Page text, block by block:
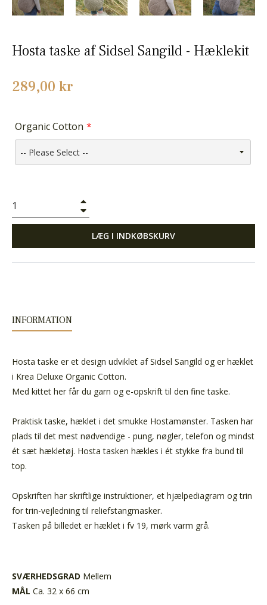
Hosta taske af Sidsel Sangild - Hæklekit
Normalpris
289,00 kr
Organic Cotton
LÆG I INDKØBSKURV
INFORMATION
Hosta taske er et design udviklet af Sidsel Sangild og er hæklet
i Krea Deluxe Organic Cotton.
Med kittet her får du garn og e-opskrift til den fine taske.
Praktisk taske, hæklet i det smukke Hostamønster. Tasken har
plads til det mest nødvendige - pung, nøgler, telefon og mindst
ét sæt hækletøj. Hosta tasken hækles i ét stykke fra bund til
top.
Opskriften har skriftlige instruktioner, et hjælpediagram og trin
for trin-vejledning til reliefstangmasker.
Tasken på billedet er hæklet i fv 19, mørk varm grå.
SVÆRHEDSGRAD Mellem
MÅL Ca. 32 x 66 cm